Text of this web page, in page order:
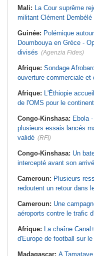
Mali: La Cour suprême
militant Clément Dembélé
Guinée: Polémique
Doumbouya en Grèce -
divisés (Agenzia Fides)
Afrique: Sondage
ouverture commerciale et
Afrique: L'Éthiopie
de l'OMS pour le continent
Congo-Kinshasa: Ebola
plusieurs essais lancés
validé (RFI)
Congo-Kinshasa: Un
intercepté avant son
Cameroun: Plusieurs
redoutent un retour dans
Cameroun: Une
aéroports contre le trafic
Afrique: La chaîne
d'Europe de football sur
Madagascar: A